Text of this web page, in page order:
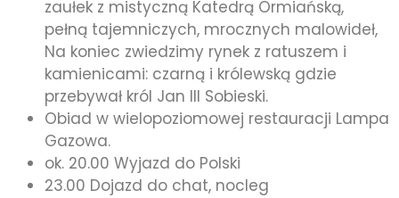
zaułek z mistyczną Katedrą Ormiańską,
pełną tajemniczych, mrocznych malowideł,
Na koniec zwiedzimy rynek z ratuszem i
kamienicami: czarną i królewską gdzie
przebywał król Jan III Sobieski.
Obiad w wielopoziomowej restauracji Lampa
Gazowa.
ok. 20.00 Wyjazd do Polski
23.00 Dojazd do chat, nocleg